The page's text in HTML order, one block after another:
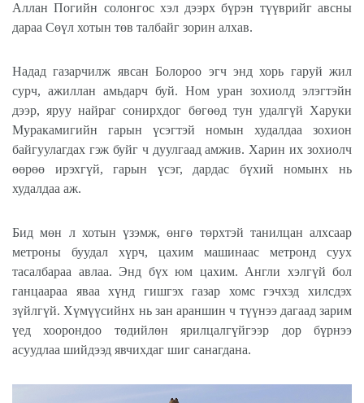
Аллан Погийн солонгос хэл дээрх бүрэн түүврийг авсны
дараа Сөүл хотын төв талбайг зорин алхав.
Надад газарчилж явсан Болороо эгч энд хорь гаруй жил
сурч, ажиллан амьдарч буй. Ном уран зохиолд элэгтэйн
дээр, яруу найраг сонирхдог бөгөөд тун удалгүй Харуки
Муракамигийн гарын үсэгтэй номын худалдаа зохион
байгуулагдах гэж буйг ч дуулгаад амжив. Харин их зохиолч
өөрөө ирэхгүй, гарын үсэг, дардас бүхий номынх нь
худалдаа аж.
Бид мөн л хотын үзэмж, өнгө төрхтэй танилцан алхсаар
метроны буудал хүрч, цахим машинаас метронд суух
тасалбараа авлаа. Энд бүх юм цахим. Англи хэлгүй бол
ганцаараа яваа хүнд гишгэх газар хомс гэчхэд хилсдэх
зүйлгүй. Хүмүүсийнх нь зан араншин ч түүнээ дагаад зарим
үед хоорондоо төдийлөн ярилцалгүйгээр дор бүрнээ
асуудлаа шийдээд явчихдаг шиг санагдана.